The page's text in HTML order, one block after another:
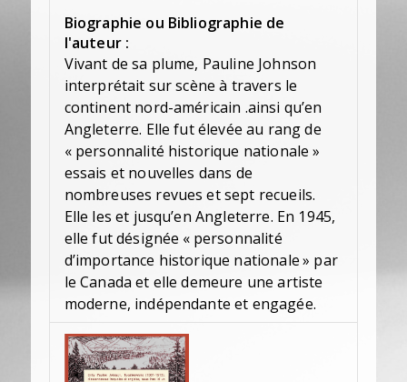
Biographie ou Bibliographie de
l'auteur :
Vivant de sa plume, Pauline Johnson
interprétait sur scène à travers le
continent nord-américain .ainsi qu’en
Angleterre. Elle fut élevée au rang de
« personnalité historique nationale »
essais et nouvelles dans de
nombreuses revues et sept recueils.
Elle les et jusqu’en Angleterre. En 1945,
elle fut désignée « personnalité
d’importance historique nationale » par
le Canada et elle demeure une artiste
moderne, indépendante et engagée.